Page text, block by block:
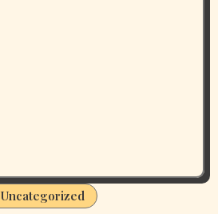
Uncategorized